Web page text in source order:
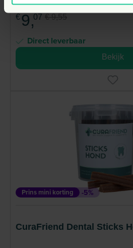
€ 9,07
Direct leverbaar
Bekijk
Prins mini korting -5%
CuraFriend Dental Sticks